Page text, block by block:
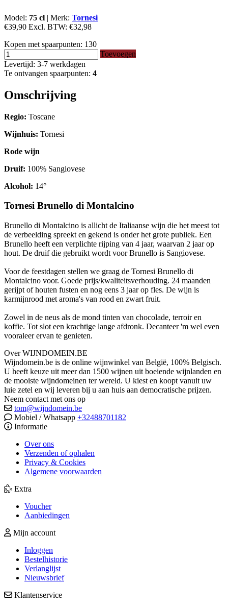
Model: 75 cl | Merk: Tornesi
€39,90 Excl. BTW: €32,98
Kopen met spaarpunten: 130
Toevoegen
Levertijd: 3-7 werkdagen
Te ontvangen spaarpunten: 4
Omschrijving
Regio: Toscane
Wijnhuis: Tornesi
Rode wijn
Druif: 100% Sangiovese
Alcohol: 14°
Tornesi Brunello di Montalcino
Brunello di Montalcino is allicht de Italiaanse wijn die het meest tot
de verbeelding spreekt en gekend is onder het grote publiek. Een
Brunello heeft een verplichte rijping van 4 jaar, waarvan 2 jaar op
hout. De druif die gebruikt wordt voor Brunello is Sangiovese.
Voor de feestdagen stellen we graag de Tornesi Brunello di
Montalcino voor. Goede prijs/kwaliteitsverhouding. 24 maanden
gerijpt of houten fusten en nog eens 3 jaar op fles. De wijn is
karmijnrood met aroma's van rood en zwart fruit.
Zowel in de neus als de mond tinten van chocolade, terroir en
koffie. Tot slot een krachtige lange afdronk. Decanteer 'm wel even
vooraleer ervan te genieten.
Over WIJNDOMEIN.BE
Wijndomein.be is de online wijnwinkel van België, 100% Belgisch.
U heeft keuze uit meer dan 1500 wijnen uit boeiende wijnlanden en
de mooiste wijndomeinen ter wereld. U kiest en koopt vanuit uw
luie zetel en wij leveren bij u aan huis aan democratische prijzen.
Neem contact met ons op
tom@wijndomein.be
Mobiel / Whatsapp +32488701182
Informatie
Over ons
Verzenden of ophalen
Privacy & Cookies
Algemene voorwaarden
Extra
Voucher
Aanbiedingen
Mijn account
Inloggen
Bestelhistorie
Verlanglijst
Nieuwsbrief
Klantenservice